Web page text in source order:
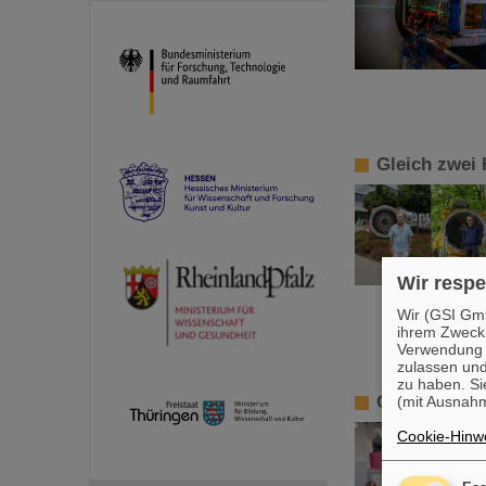
Gleich zwei
GSI/FAIR
Wir
Wir (GSI
ihrem
zulassen
zu haben.
(mit
Cookie-